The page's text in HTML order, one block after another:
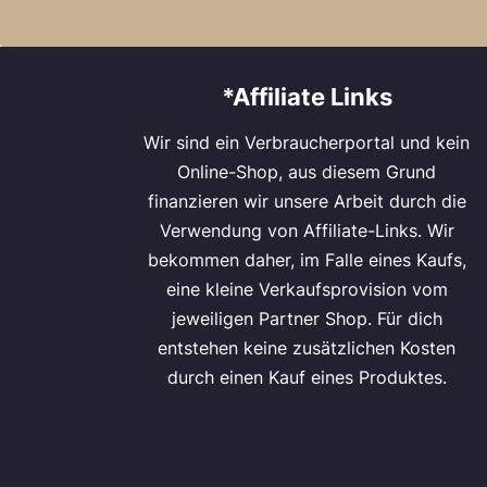
*Affiliate Links
Wir sind ein Verbraucherportal und kein
Online-Shop, aus diesem Grund
finanzieren wir unsere Arbeit durch die
Verwendung von Affiliate-Links. Wir
bekommen daher, im Falle eines Kaufs,
eine kleine Verkaufsprovision vom
jeweiligen Partner Shop. Für dich
entstehen keine zusätzlichen Kosten
durch einen Kauf eines Produktes.